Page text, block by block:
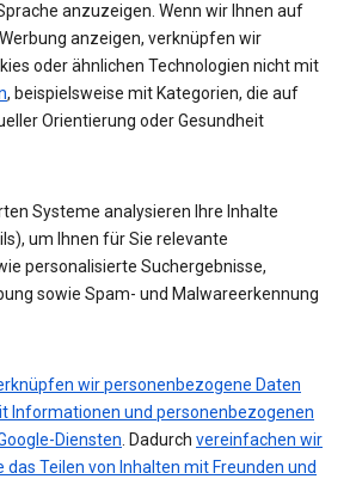
anzuzeigen. Wenn wir Ihnen auf
anzeigen, verknüpfen wir
oder ähnlichen Technologien nicht mit
, beispielsweise mit Kategorien, die auf
Orientierung oder Gesundheit
Systeme analysieren Ihre Inhalte
um Ihnen für Sie relevante
personalisierte Suchergebnisse,
sowie Spam- und Malwareerkennung
wir personenbezogene Daten
Informationen und personenbezogenen
Diensten. Dadurch vereinfachen wir
das Teilen von Inhalten mit Freunden und